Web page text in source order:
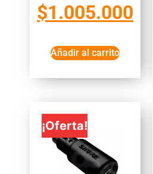
$1.005.000
Añadir al carrito
¡Oferta!